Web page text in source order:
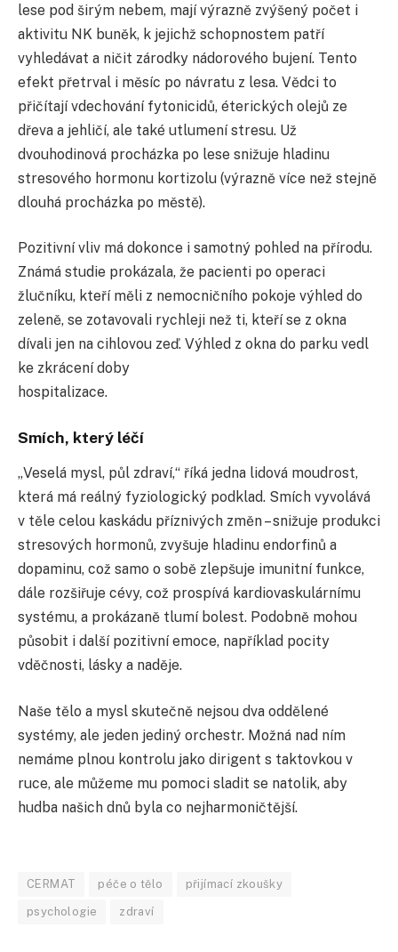
lese pod širým nebem, mají výrazně zvýšený počet i
aktivitu NK buněk, k jejichž schopnostem patří
vyhledávat a ničit zárodky nádorového bujení. Tento
efekt přetrval i měsíc po návratu z lesa. Vědci to
přičítají vdechování fytonicidů, éterických olejů ze
dřeva a jehličí, ale také utlumení stresu. Už
dvouhodinová procházka po lese snižuje hladinu
stresového hormonu kortizolu (výrazně více než stejně
dlouhá procházka po městě).
Pozitivní vliv má dokonce i samotný pohled na přírodu.
Známá studie prokázala, že pacienti po operaci
žlučníku, kteří měli z nemocničního pokoje výhled do
zeleně, se zotavovali rychleji než ti, kteří se z okna
dívali jen na cihlovou zeď. Výhled z okna do parku vedl
ke zkrácení doby
hospitalizace.
Smích, který léčí
„Veselá mysl, půl zdraví,“ říká jedna lidová moudrost,
která má reálný fyziologický podklad. Smích vyvolává
v těle celou kaskádu příznivých změn – snižuje produkci
stresových hormonů, zvyšuje hladinu endorfinů a
dopaminu, což samo o sobě zlepšuje imunitní funkce,
dále rozšiřuje cévy, což prospívá kardiovaskulárnímu
systému, a prokázaně tlumí bolest. Podobně mohou
působit i další pozitivní emoce, například pocity
vděčnosti, lásky a naděje.
Naše tělo a mysl skutečně nejsou dva oddělené
systémy, ale jeden jediný orchestr. Možná nad ním
nemáme plnou kontrolu jako dirigent s taktovkou v
ruce, ale můžeme mu pomoci sladit se natolik, aby
hudba našich dnů byla co nejharmoničtější.
CERMAT péče o tělo přijímací zkoušky
psychologie zdraví